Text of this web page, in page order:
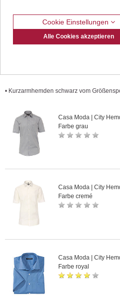
Geprüfte Qualität zu günstigen
• Kurzarmhemden schwarz vom
Casa Moda | City
Farbe grau
Casa Moda | City
Farbe cremé
Casa Moda | City
Farbe royal
Cookie Einstellungen
Alle Cookies akzeptieren